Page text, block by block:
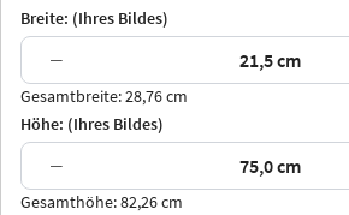
Arran Luzern
Breite: (Ihres Bildes)
−
Gesamtbreite: 28,76 cm
Höhe: (Ihres Bildes)
−
Gesamthöhe: 82,26 cm